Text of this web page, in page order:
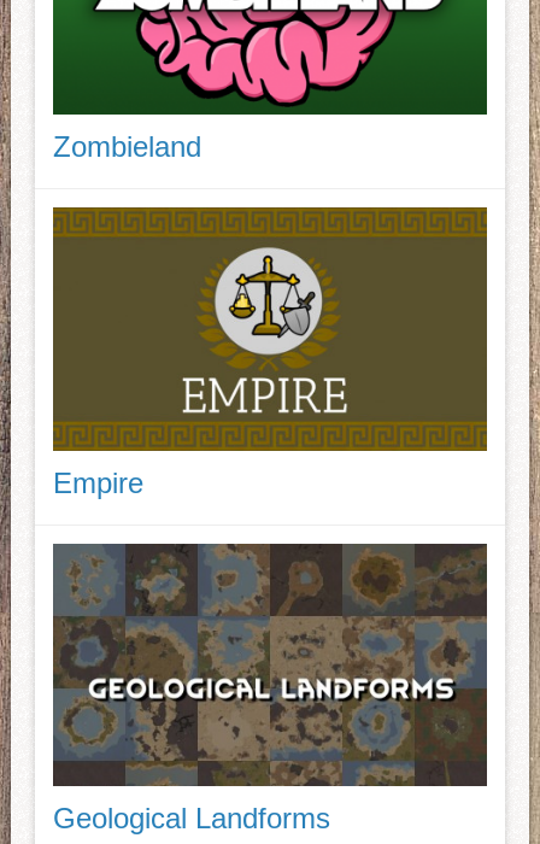
Zombieland
Empire
Geological Landforms